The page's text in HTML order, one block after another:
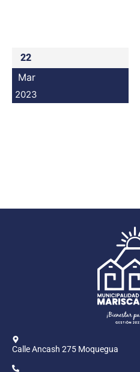
22
Mar
2023
Calle Ancash 275 Moquegua